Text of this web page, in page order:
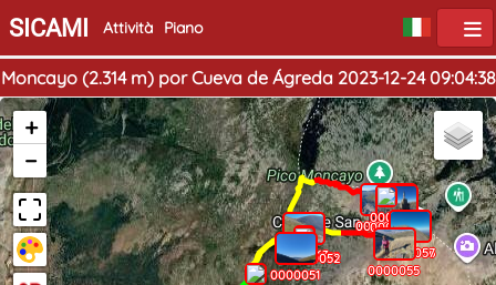
SICAMI Attività Piano
Moncayo (2.314 m) por Cueva de Ágreda 2023-12-24 09:04:38
0000051
0000052
0000053
0000055
0000056
0000057
0000058
0000059
0000060
0000061
0000063
+
−